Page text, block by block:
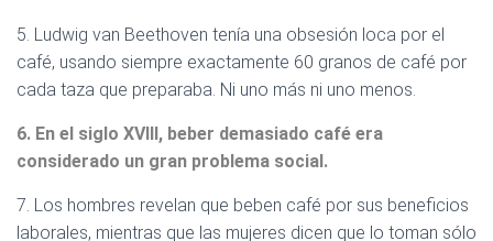
5. Ludwig van Beethoven tenía una obsesión loca por el
café, usando siempre exactamente 60 granos de café por
cada taza que preparaba. Ni uno más ni uno menos.
6. En el siglo XVIII, beber demasiado café era
considerado un gran problema social.
7. Los hombres revelan que beben café por sus beneficios
laborales, mientras que las mujeres dicen que lo toman sólo